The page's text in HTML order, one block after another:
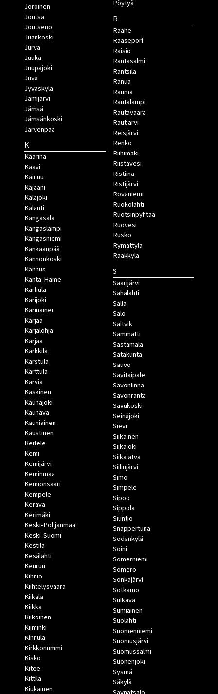
Joroinen
Joutsa
Joutseno
Juankoski
Jurva
Juuka
Juupajoki
Juva
Jyväskylä
Jämijärvi
Jämsä
Jämsänkoski
Järvenpää
K
Kaarina
Kaavi
Kainuu
Kajaani
Kalajoki
Kalanti
Kangasala
Kangaslampi
Kangasniemi
Kankaanpää
Kannonkoski
Kannus
Kanta-Häme
Karhula
Karijoki
Karinainen
Karjaa
Karjalohja
Karjaa
Karkkila
Karstula
Karttula
Karvia
Kaskinen
Kauhajoki
Kauhava
Kauniainen
Kaustinen
Keitele
Kemi
Kemijärvi
Keminmaa
Kemiönsaari
Kempele
Kerava
Kerimäki
Keski-Pohjanmaa
Keski-Suomi
Kestilä
Kesälahti
Keuruu
Kihniö
Kiihtelysvaara
Kiikala
Kiikka
Kiikoinen
Kiiminki
Kinnula
Kirkkonummi
Kisko
Kitee
Kittilä
Kiukainen
Pöytyä
R
Raahe
Raasepori
Raisio
Rantasalmi
Rantsila
Ranua
Rauma
Rautalampi
Rautavaara
Rautjärvi
Reisjärvi
Renko
Riihimäki
Riistavesi
Ristiina
Ristijärvi
Rovaniemi
Ruokolahti
Ruotsinpyhtää
Ruovesi
Rusko
Rymättylä
Rääkkylä
S
Saarijärvi
Sahalahti
Salla
Salo
Saltvik
Sammatti
Sastamala
Satakunta
Sauvo
Savitaipale
Savonlinna
Savonranta
Savukoski
Seinäjoki
Sievi
Siikainen
Siikajoki
Siikalatva
Siilinjärvi
Simo
Simpele
Sipoo
Sippola
Siuntio
Snappertuna
Sodankylä
Soini
Somerniemi
Somero
Sonkajärvi
Sotkamo
Sulkava
Sumiainen
Suolahti
Suomenniemi
Suomusjärvi
Suomussalmi
Suonenjoki
Sysmä
Säkylä